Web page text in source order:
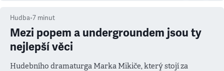
Hudba•7 minut
Mezi popem a undergroundem jsou ty
nejlepší věci
Hudebního dramaturga Marka Mikiče, který stojí za